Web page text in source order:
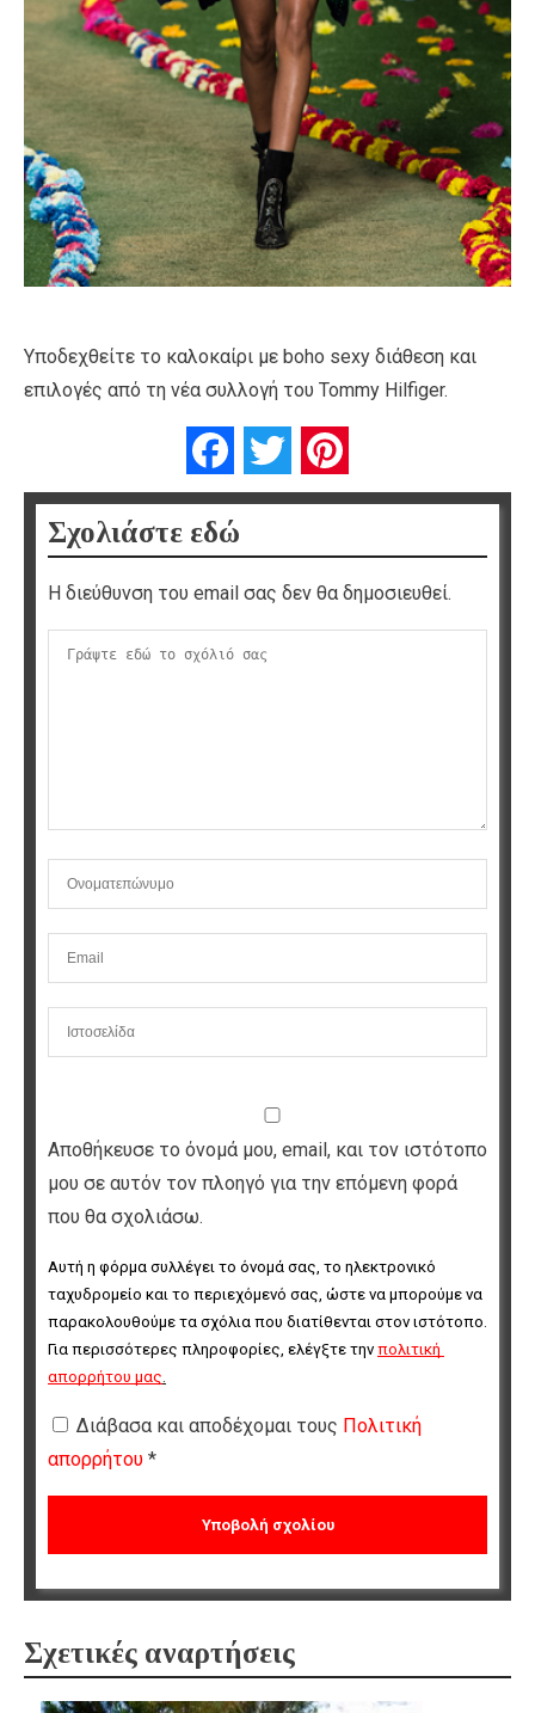
Υποδεχθείτε το καλοκαίρι με boho sexy διάθεση και
επιλογές από τη νέα συλλογή του Tommy Hilfiger.
FacebookTwitter
Σχολιάστε εδώ
Η διεύθυνση του email σας δεν θα δημοσιευθεί.
Αποθήκευσε το όνομά μου, email, και τον ιστότοπο
μου σε αυτόν τον πλοηγό για την επόμενη φορά
που θα σχολιάσω.
Αυτή η φόρμα συλλέγει το όνομά σας, το ηλεκτρονικό
ταχυδρομείο και το περιεχόμενό σας, ώστε να μπορούμε να
παρακολουθούμε τα σχόλια που διατίθενται στον ιστότοπο.
Για περισσότερες πληροφορίες, ελέγξτε την πολιτική
απορρήτου μας
Διάβασα και αποδέχομαι τους Πολιτική
απορρήτου *
Σχετικές αναρτήσεις